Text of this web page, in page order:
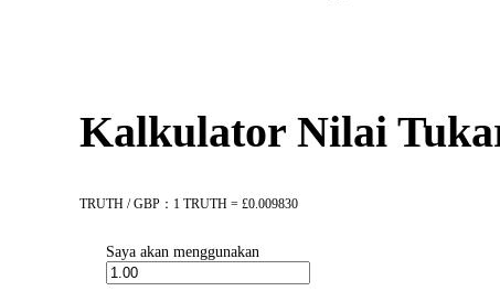
Kalkulator Nilai
TRUTH / GBP：1 TRUTH = £0.009830
Saya akan menggunakan